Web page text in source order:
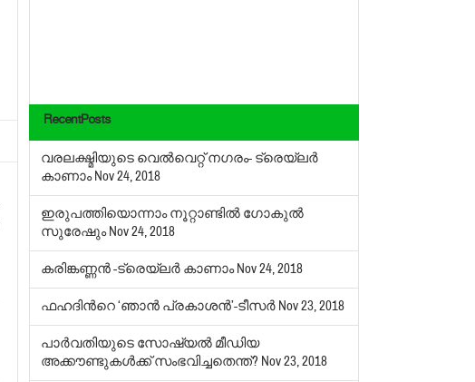
RecentPosts
വരലക്ഷ്മിയുടെ വെല്‍വെറ്റ് നഗരം- ട്രെയ്‌ലര്‍
കാണാംNov 24, 2018
ഇരുപത്തിയൊന്നാം നൂറ്റാണ്ടില്‍ ഗോകുല്‍
സുരേഷുംNov 24, 2018
കരിങ്കണ്ണന്‍ -ട്രെയ്‌ലര്‍ കാണാംNov 24, 2018
ഫഹദിന്‍റെ ‘ഞാന്‍ പ്രകാശന്‍’-ടീസര്‍ Nov 23, 2018
പാർവതിയുടെ സോഷ്യൽ മീഡിയ
അക്കൗണ്ടുകൾക്ക് സംഭവിച്ചതെന്ത്? Nov 23, 2018